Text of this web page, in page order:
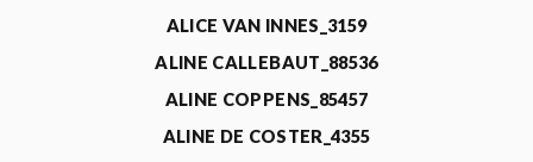
ALICE VAN INNES_3159
ALINE CALLEBAUT_88536
ALINE COPPENS_85457
ALINE DE COSTER_4355